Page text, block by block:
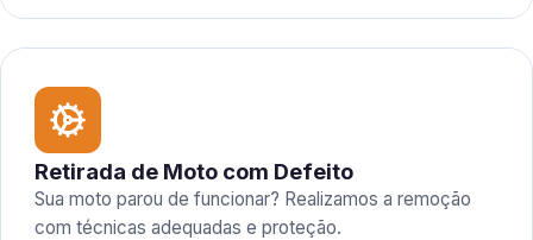
Retirada de Moto com Defeito
Sua moto parou de funcionar? Realizamos a remoção
com técnicas adequadas e proteção.